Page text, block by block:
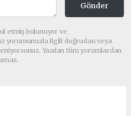
Gönder
etmiş bulunuyor ve
yorumunuzla ilgili doğrudan veya
Yazılan tüm yorumlardan